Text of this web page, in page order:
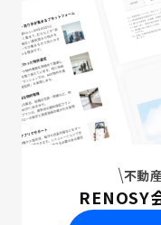
不動
RENOSY